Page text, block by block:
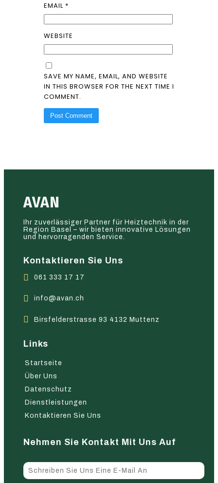
EMAIL *
WEBSITE
SAVE MY NAME, EMAIL, AND WEBSITE
IN THIS BROWSER FOR THE NEXT TIME I
COMMENT.
AVAN
Ihr zuverlässiger Partner für Heiztechnik in der
Region Basel – wir bieten innovative Lösungen
und hervorragenden Service.
Kontaktieren Sie Uns
061 333 17 17
info@avan.ch
Birsfelderstrasse 93 4132 Muttenz
Links
Startseite
Über Uns
Datenschutz
Dienstleistungen
Kontaktieren Sie Uns
Nehmen Sie Kontakt Mit Uns Auf